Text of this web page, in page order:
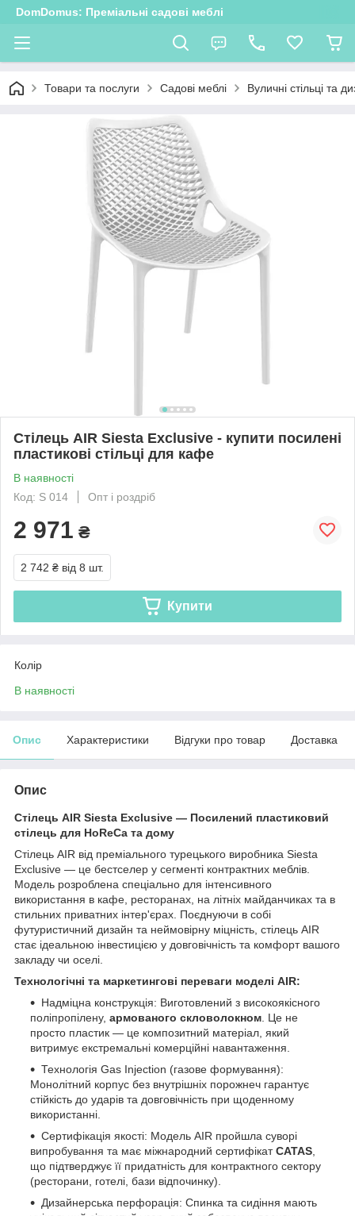
DomDomus: Преміальні садові меблі
Товари та послуги Садові меблі Вуличні стільці та
Стілець AIR Siesta Exclusive - купити посилені
пластикові стільці для кафе
В наявності
Код: S 014
Опт і роздріб
2 971 ₴
2 742 ₴ від 8 шт.
Купити
Колір
В наявності
Опис Характеристики Відгуки про товар Доставка
Опис
Стілець AIR Siesta Exclusive — Посилений пластиковий
стілець для HoReCa та дому
Стілець AIR від преміального турецького виробника Siesta
Exclusive — це бестселер у сегменті контрактних меблів.
Модель розроблена спеціально для інтенсивного
використання в кафе, ресторанах, на літніх майданчиках та в
стильних приватних інтер'єрах. Поєднуючи в собі
футуристичний дизайн та неймовірну міцність, стілець AIR
стає ідеальною інвестицією у довговічність та комфорт вашого
закладу чи оселі.
Технологічні та маркетингові переваги моделі AIR:
Надміцна конструкція: Виготовлений з високоякісного
поліпропілену, армованого скловолокном . Це не
просто пластик — це композитний матеріал, який
витримує екстремальні комерційні навантаження.
Технологія Gas Injection (газове формування):
Монолітний корпус без внутрішніх порожнеч гарантує
стійкість до ударів та довговічність при щоденному
використанні.
Сертифікація якості: Модель AIR пройшла суворі
випробування та має міжнародний сертифікатCATAS
що підтверджує її придатність для контрактного сектору
(ресторани, готелі, бази відпочинку).
Дизайнерська перфорація: Спинка та сидіння мають